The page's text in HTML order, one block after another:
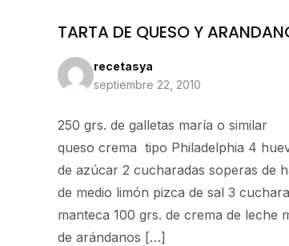
TARTA DE QUESO Y
recetasya
septiembre 22, 2010
250 grs. de galletas maría o similar
queso crema tipo Philadelphia 4
de azúcar 2 cucharadas soperas de
de medio limón pizca de sal 3
manteca 100 grs. de crema de leche
de arándanos […]